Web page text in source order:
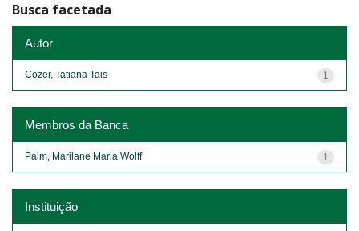
Busca facetada
Autor
1
Cozer, Tatiana Tais
Membros da Banca
1
Paim, Marilane Maria Wolff
Instituição